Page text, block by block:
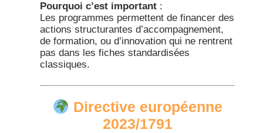
Pourquoi c’est important :
Les programmes permettent de financer des
actions structurantes d’accompagnement,
de formation, ou d’innovation qui ne rentrent
pas dans les fiches standardisées
classiques.​
Directive européenne
2023/1791